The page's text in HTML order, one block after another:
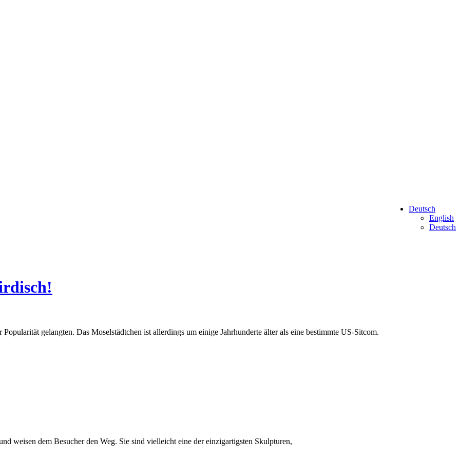
Deutsch
English
Deutsch
gelangten. Das Moselstädtchen ist allerdings um einige Jahrhunderte älter als eine bestimmte US-Sitcom.
weisen dem Besucher den Weg. Sie sind vielleicht eine der einzigartigsten Skulpturen,